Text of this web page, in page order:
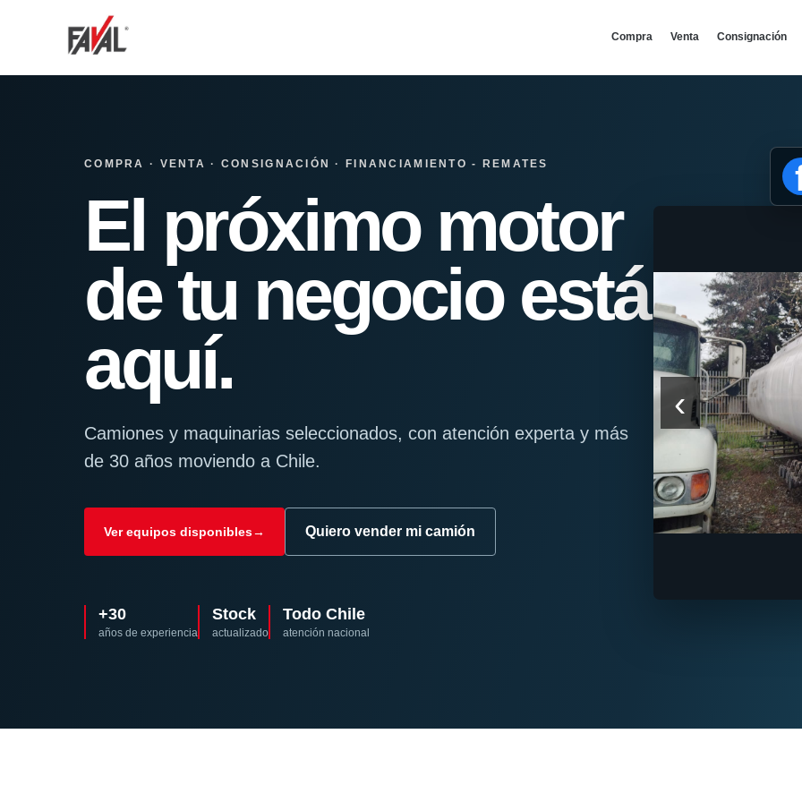
Compra Venta Consignación
COMPRA · VENTA · CONSIGNACIÓN · FINANCIAMIENTO - REMATES
El próximo motor
de tu negocio está
aquí.
Camiones y maquinarias seleccionados, con atención experta y más
de 30 años moviendo a Chile.
Ver equipos disponibles→ Quiero vender mi camión
+30
años de experiencia
Stock
actualizado
Todo Chile
atención nacional
‹